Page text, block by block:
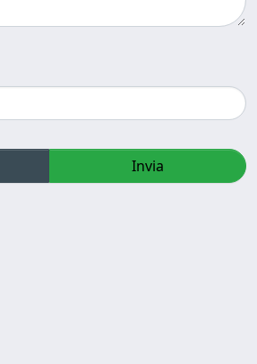
Invia